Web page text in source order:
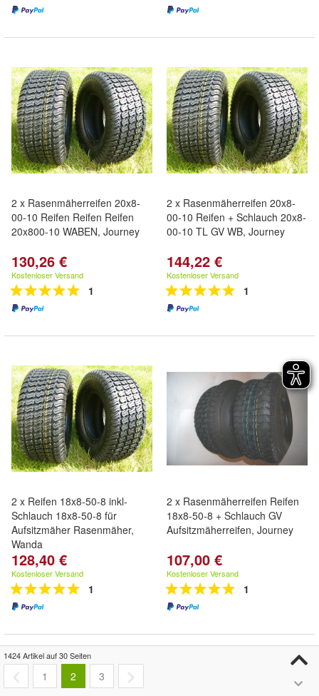
2 x Rasenmäherreifen 20x8-
00-10 Reifen Reifen Reifen
20x800-10 WABEN, Journey
130,26 €
Kostenloser Versand
1
2 x Rasenmäherreifen 20x8-
00-10 Reifen + Schlauch 20x8-
00-10 TL GV WB, Journey
144,22 €
Kostenloser Versand
1
2 x Reifen 18x8-50-8 inkl-
Schlauch 18x8-50-8 für
Aufsitzmäher Rasenmäher,
Wanda
128,40 €
Kostenloser Versand
1
2 x Rasenmäherreifen Reifen
18x8-50-8 + Schlauch GV
Aufsitzmäherreifen, Journey
107,00 €
Kostenloser Versand
1
1424 Artikel auf 30 Seiten
1 2 3